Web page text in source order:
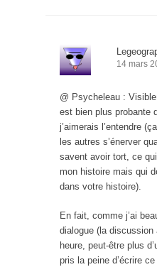
14 mars
@ Psycheleau :
est bien plus probante
j’aimerais l’entendre
les autres s’énerver
savent avoir tort, ce
mon histoire mais qui
dans votre histoire).
En fait, comme j’ai
dialogue (la discussion
heure, peut-être plus
pris la peine d’écrire